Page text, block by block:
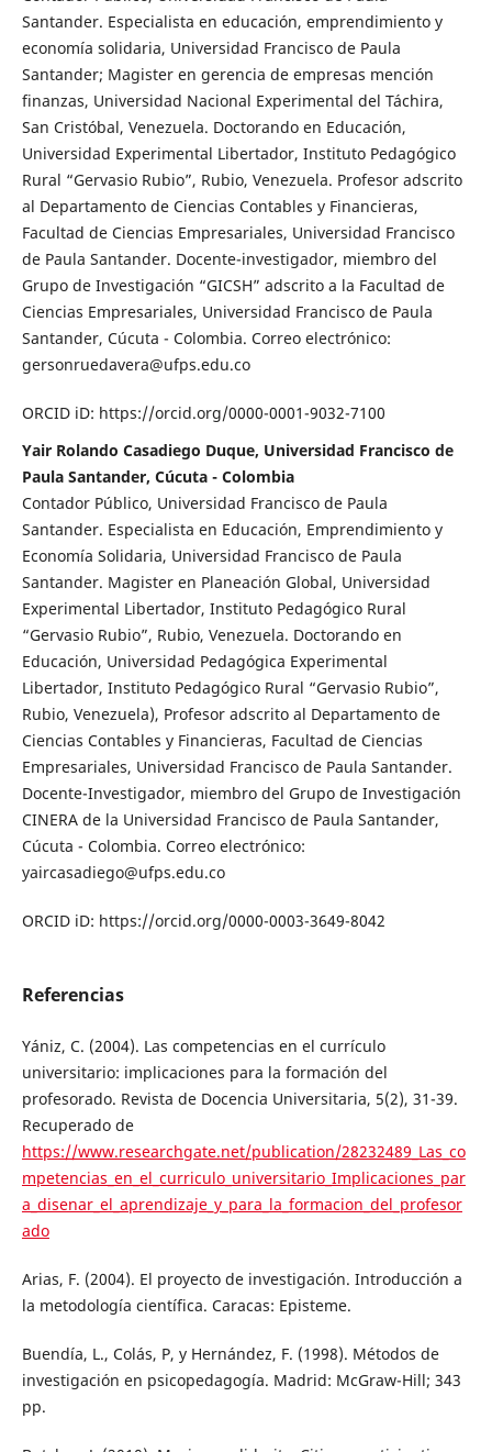
Santander. Especialista en educación, emprendimiento y
economía solidaria, Universidad Francisco de Paula
Santander; Magister en gerencia de empresas mención
finanzas, Universidad Nacional Experimental del Táchira,
San Cristóbal, Venezuela. Doctorando en Educación,
Universidad Experimental Libertador, Instituto Pedagógico
Rural “Gervasio Rubio”, Rubio, Venezuela. Profesor adscrito
al Departamento de Ciencias Contables y Financieras,
Facultad de Ciencias Empresariales, Universidad Francisco
de Paula Santander. Docente-investigador, miembro del
Grupo de Investigación “GICSH” adscrito a la Facultad de
Ciencias Empresariales, Universidad Francisco de Paula
Santander, Cúcuta - Colombia. Correo electrónico:
gersonruedavera@ufps.edu.co
ORCID iD: https://orcid.org/0000-0001-9032-7100
Yair Rolando Casadiego Duque, Universidad Francisco de
Paula Santander, Cúcuta - Colombia
Contador Público, Universidad Francisco de Paula
Santander. Especialista en Educación, Emprendimiento y
Economía Solidaria, Universidad Francisco de Paula
Santander. Magister en Planeación Global, Universidad
Experimental Libertador, Instituto Pedagógico Rural
“Gervasio Rubio”, Rubio, Venezuela. Doctorando en
Educación, Universidad Pedagógica Experimental
Libertador, Instituto Pedagógico Rural “Gervasio Rubio”,
Rubio, Venezuela), Profesor adscrito al Departamento de
Ciencias Contables y Financieras, Facultad de Ciencias
Empresariales, Universidad Francisco de Paula Santander.
Docente-Investigador, miembro del Grupo de Investigación
CINERA de la Universidad Francisco de Paula Santander,
Cúcuta - Colombia. Correo electrónico:
yaircasadiego@ufps.edu.co
ORCID iD: https://orcid.org/0000-0003-3649-8042
Referencias
Yániz, C. (2004). Las competencias en el currículo
universitario: implicaciones para la formación del
profesorado. Revista de Docencia Universitaria, 5(2), 31-39.
Recuperado de
https://www.researchgate.net/publication/28232489_Las_co
mpetencias_en_el_curriculo_universitario_Implicaciones_par
a_disenar_el_aprendizaje_y_para_la_formacion_del_profesor
ado
Arias, F. (2004). El proyecto de investigación. Introducción a
la metodología científica. Caracas: Episteme.
Buendía, L., Colás, P, y Hernández, F. (1998). Métodos de
investigación en psicopedagogía. Madrid: McGraw-Hill; 343
pp.